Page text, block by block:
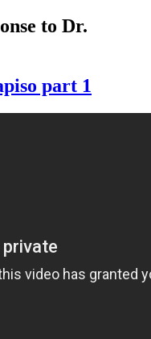
to Dr.
part 1